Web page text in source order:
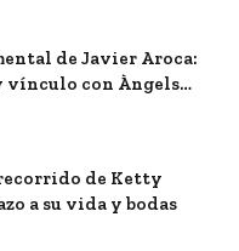
de Javier Aroca:
vínculo con Àngels
de Ketty
a su vida y bodas